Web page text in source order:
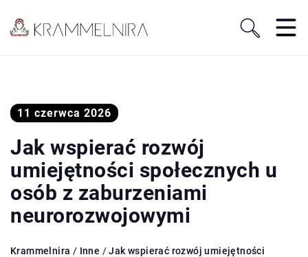
11 czerwca 2026
Jak wspierać rozwój
umiejętności społecznych u
osób z zaburzeniami
neurorozwojowymi
Krammelnira / Inne /Jak wspierać rozwój umiejętności